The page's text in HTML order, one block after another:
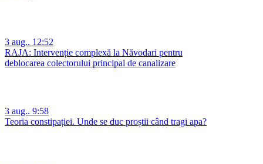
3 aug.. 12:52
RAJA: Intervenție complexă la Năvodari pentru
deblocarea colectorului principal de canalizare
3 aug.. 9:58
Teoria constipației. Unde se duc proștii când tragi apa?